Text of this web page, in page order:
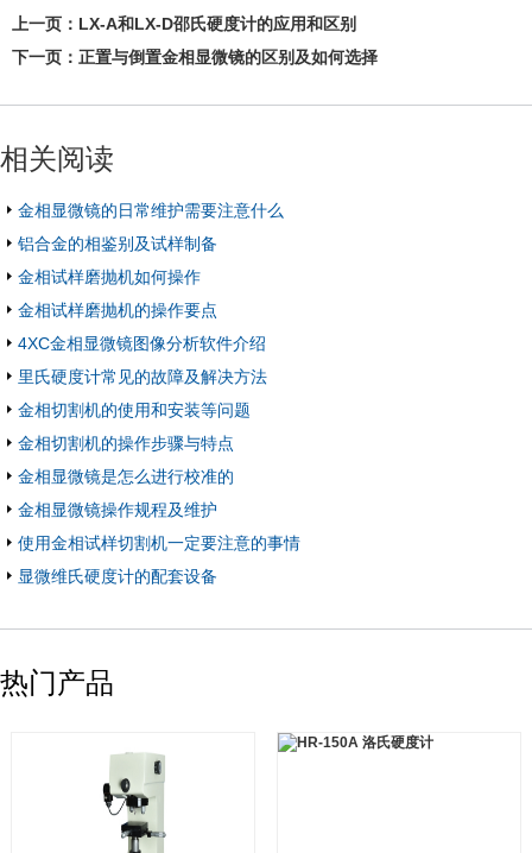
上一页： LX-A和LX-D邵氏硬度计的应用和区别
下一页： 正置与倒置金相显微镜的区别及如何选择
相关阅读
金相显微镜的日常维护需要注意什么
铝合金的相鉴别及试样制备
金相试样磨抛机如何操作
金相试样磨抛机的操作要点
4XC金相显微镜图像分析软件介绍
里氏硬度计常见的故障及解决方法
金相切割机的使用和安装等问题
金相切割机的操作步骤与特点
金相显微镜是怎么进行校准的
金相显微镜操作规程及维护
使用金相试样切割机一定要注意的事情
显微维氏硬度计的配套设备
热门产品